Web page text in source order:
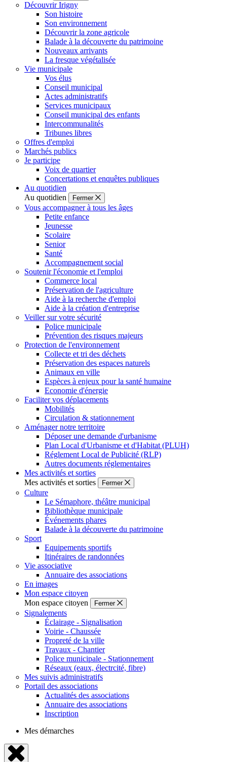
Découvrir Irigny
Son histoire
Son environnement
Découvrir la zone agricole
Balade à la découverte du patrimoine
Nouveaux arrivants
La fresque végétalisée
Vie municipale
Vos élus
Conseil municipal
Actes administratifs
Services municipaux
Conseil municipal des enfants
Intercommunalités
Tribunes libres
Offres d'emploi
Marchés publics
Je participe
Voix de quartier
Concertations et enquêtes publiques
Au quotidien
Au quotidien
Fermer
Vous accompagner à tous les âges
Petite enfance
Jeunesse
Scolaire
Senior
Santé
Accompagnement social
Soutenir l'économie et l'emploi
Commerce local
Préservation de l'agriculture
Aide à la recherche d'emploi
Aide à la création d'entreprise
Veiller sur votre sécurité
Police municipale
Prévention des risques majeurs
Protection de l'environnement
Collecte et tri des déchets
Préservation des espaces naturels
Animaux en ville
Espèces à enjeux pour la santé humaine
Economie d'énergie
Faciliter vos déplacements
Mobilités
Circulation & stationnement
Aménager notre territoire
Déposer une demande d'urbanisme
Plan Local d'Urbanisme et d'Habitat (PLUH)
Réglement Local de Publicité (RLP)
Autres documents réglementaires
Mes activités et sorties
Mes activités et sorties
Fermer
Culture
Le Sémaphore, théâtre municipal
Bibliothèque municipale
Événements phares
Balade à la découverte du patrimoine
Sport
Equipements sportifs
Itinéraires de randonnées
Vie associative
Annuaire des associations
En images
Mon espace citoyen
Mon espace citoyen
Fermer
Signalements
Éclairage - Signalisation
Voirie - Chaussée
Propreté de la ville
Travaux - Chantier
Police municipale - Stationnement
Réseaux (eaux, électrcité, fibre)
Mes suivis administratifs
Portail des associations
Actualités des associations
Annuaire des associations
Inscription
Mes démarches